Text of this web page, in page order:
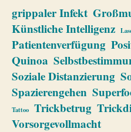
grippaler Infekt
Künstliche Intelligenz
Patientenverfügung
Quinoa
Soziale Distanzierung
Spazierengehen
Tattoo Trickbetrug
Vorsorgevollmacht